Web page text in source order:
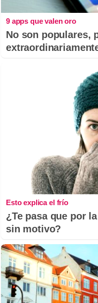
9 apps que valen oro
No son populares,
Esto explica el frío
¿Te pasa que por
sin motivo?